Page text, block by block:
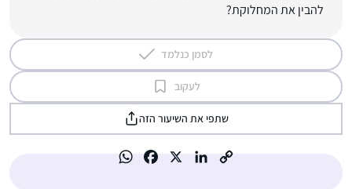
להבין את המחלוקת?
לסמן כנלמד
לעקוב
שתפי את השיעור הזה